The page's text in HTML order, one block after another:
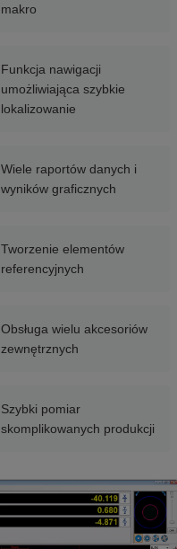
makro
Funkcja nawigacji
umożliwiająca szybkie
lokalizowanie
Wiele raportów danych i
wyników graficznych
Tworzenie elementów
referencyjnych
Obsługa wielu akcesoriów
zewnętrznych
Szybki pomiar
skomplikowanych produkcji